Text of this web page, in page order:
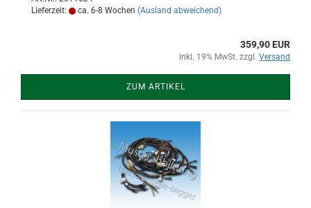
Lieferzeit:
ca. 6-8 Wochen (Ausland abweichend)
359,90 EUR
inkl. 19% MwSt. zzgl. Versand
ZUM ARTIKEL